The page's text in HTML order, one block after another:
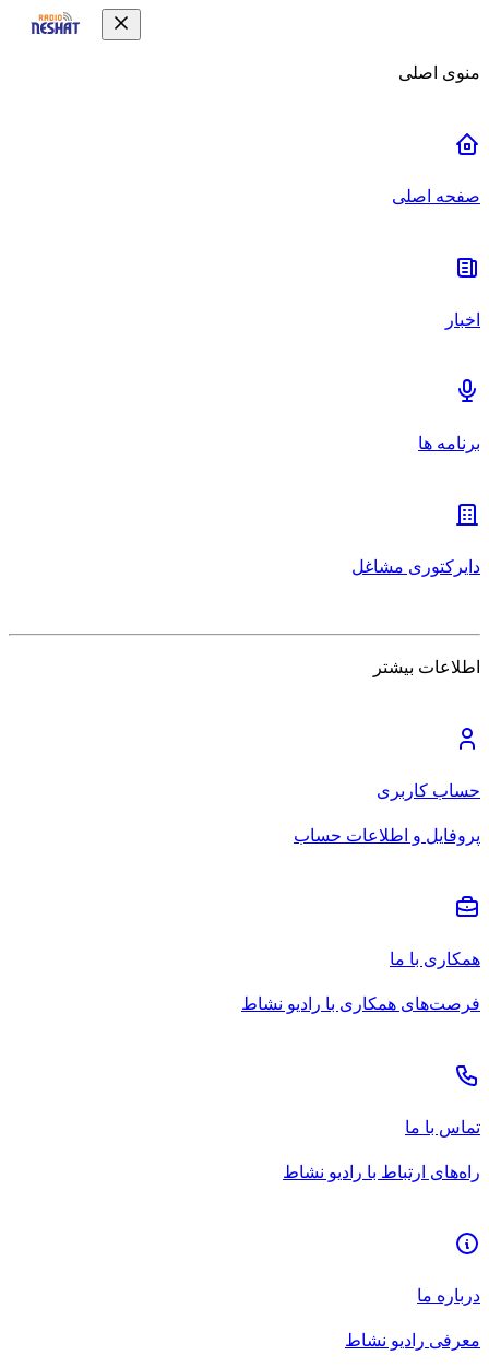
منوی اصلی
صفحه اصلی
اخبار
برنامه ها
دایرکتوری مشاغل
اطلاعات بیشتر
حساب کاربری
پروفایل و اطلاعات حساب
همکاری با ما
فرصت‌های همکاری با رادیو نشاط
تماس با ما
راه‌های ارتباط با رادیو نشاط
درباره ما
معرفی رادیو نشاط